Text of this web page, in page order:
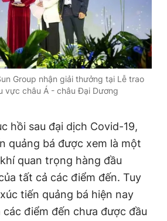
Group nhận giải thưởng tại Lễ trao
vực châu Á - châu Đại Dương
hồi sau đại dịch Covid-19,
quảng bá được xem là một
quan trọng hàng đầu
tất cả các điểm đến. Tuy
tiến quảng bá hiện nay
các điểm đến chưa được đầu